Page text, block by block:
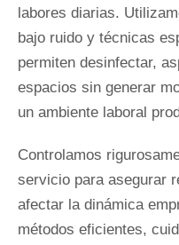
labores diarias.
bajo ruido y técnicas
permiten desinfectar,
espacios sin generar
un ambiente laboral
Controlamos
servicio para asegurar
afectar la dinámica
métodos eficientes,